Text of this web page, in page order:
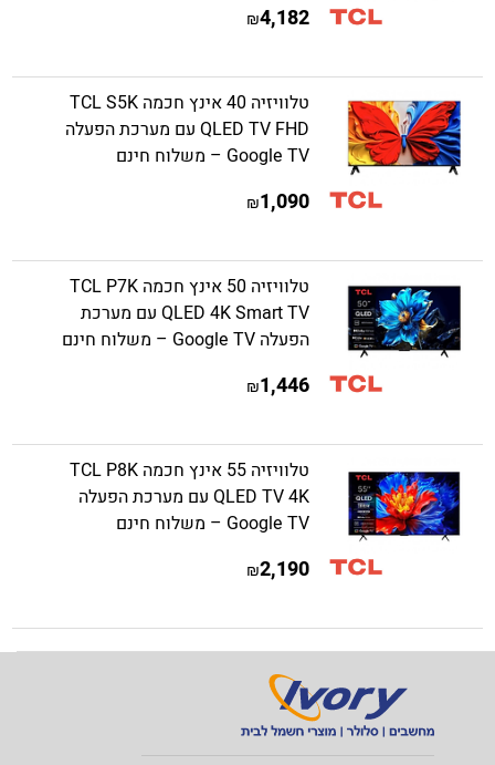
4,182
₪
טלוויזיה 40 אינץ חכמה TCL S5K
QLED TV FHD עם מערכת הפעלה
Google TV – משלוח חינם
1,090
₪
טלוויזיה 50 אינץ חכמה TCL P7K
QLED 4K Smart TV עם מערכת
הפעלה Google TV – משלוח חינם
1,446
₪
טלוויזיה 55 אינץ חכמה TCL P8K
QLED TV 4K עם מערכת הפעלה
Google TV – משלוח חינם
2,190
₪